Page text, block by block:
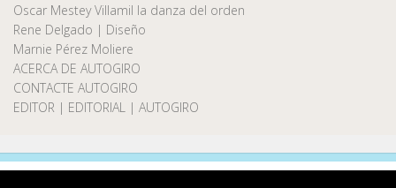
Oscar Mestey Villamil la danza del orden
Rene Delgado | Diseño
Marnie Pérez Moliere
ACERCA DE AUTOGIRO
CONTACTE AUTOGIRO
EDITOR | EDITORIAL | AUTOGIRO